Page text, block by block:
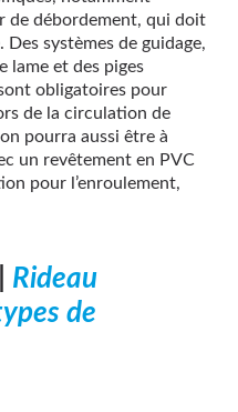
de débordement, qui doit
systèmes de guidage,
lame et des piges
obligatoires pour
de la circulation de
pourra aussi être à
un revêtement en PVC
pour l’enroulement,
Rideau
de